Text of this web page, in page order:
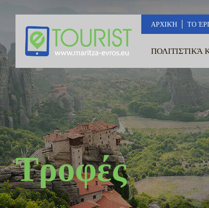
ΑΡΧΙΚΉ ΤΟ
ΠΟΛΙΤΙΣΤΙΚΆ
Τροφές